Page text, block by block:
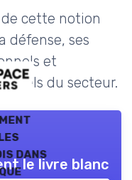
cette notion
défense, ses
et
du secteur.
dans
le livre blanc